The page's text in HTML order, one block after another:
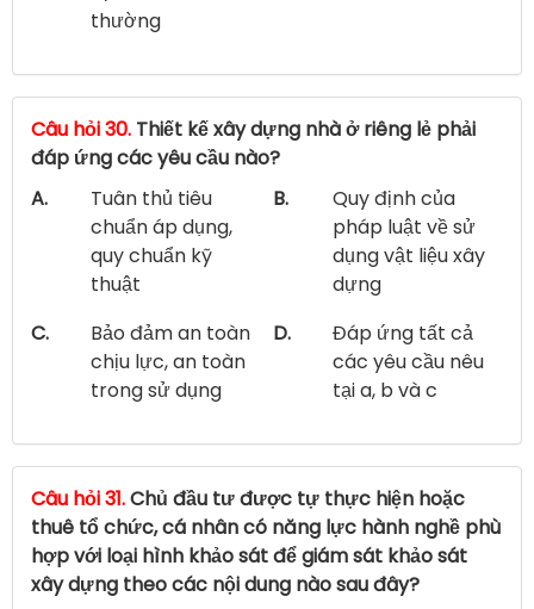
thường
Câu hỏi 30. Thiết kế xây dựng nhà ở riêng lẻ phải
đáp ứng các yêu cầu nào?
A.
Tuân thủ tiêu
chuẩn áp dụng,
quy chuẩn kỹ
thuật
B.
Quy định của
pháp luật về sử
dụng vật liệu xây
dựng
C.
Bảo đảm an toàn
chịu lực, an toàn
trong sử dụng
D.
Đáp ứng tất cả
các yêu cầu nêu
tại a, b và c
Câu hỏi 31.Chủ đầu tư được tự thực hiện hoặc
thuê tổ chức, cá nhân có năng lực hành nghề phù
hợp với loại hình khảo sát để giám sát khảo sát
xây dựng theo các nội dung nào sau đây?